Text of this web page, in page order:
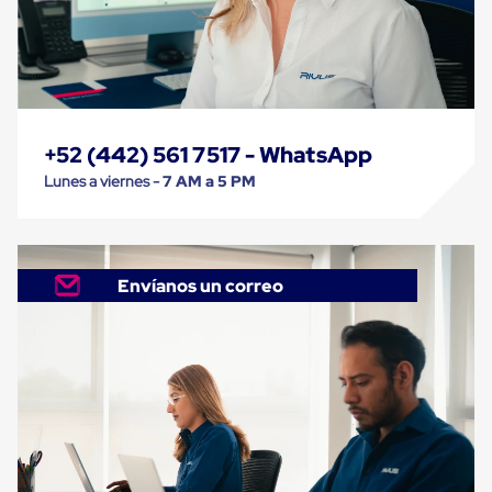
Carton
Plastico
Esquineros
de
Carton
Esquineros
Soluciones
de
Embalaje
Pad
Plastico
Laminas
Hojas
de
Carton
Anti
Deslizamiento
Separador
+52 (442) 561 7517 - WhatsApp
Lunes a viernes -7 AM a 5 PM
Envíanos un correo